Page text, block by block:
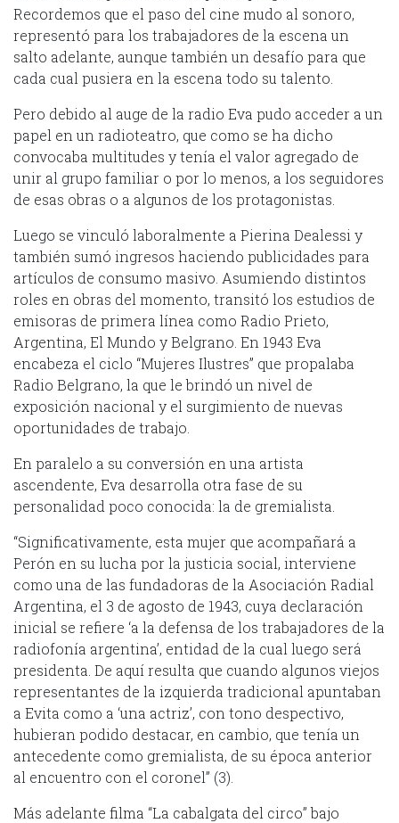
Recordemos que el paso del cine mudo al sonoro,
representó para los trabajadores de la escena un
salto adelante, aunque también un desafío para que
cada cual pusiera en la escena todo su talento.
Pero debido al auge de la radio Eva pudo acceder a un
papel en un radioteatro, que como se ha dicho
convocaba multitudes y tenía el valor agregado de
unir al grupo familiar o por lo menos, a los seguidores
de esas obras o a algunos de los protagonistas.
Luego se vinculó laboralmente a Pierina Dealessi y
también sumó ingresos haciendo publicidades para
artículos de consumo masivo. Asumiendo distintos
roles en obras del momento, transitó los estudios de
emisoras de primera línea como Radio Prieto,
Argentina, El Mundo y Belgrano. En 1943 Eva
encabeza el ciclo “Mujeres Ilustres” que propalaba
Radio Belgrano, la que le brindó un nivel de
exposición nacional y el surgimiento de nuevas
oportunidades de trabajo.
En paralelo a su conversión en una artista
ascendente, Eva desarrolla otra fase de su
personalidad poco conocida: la de gremialista.
“Significativamente, esta mujer que acompañará a
Perón en su lucha por la justicia social, interviene
como una de las fundadoras de la Asociación Radial
Argentina, el 3 de agosto de 1943, cuya declaración
inicial se refiere ‘a la defensa de los trabajadores de la
radiofonía argentina’, entidad de la cual luego será
presidenta. De aquí resulta que cuando algunos viejos
representantes de la izquierda tradicional apuntaban
a Evita como a ‘una actriz’, con tono despectivo,
hubieran podido destacar, en cambio, que tenía un
antecedente como gremialista, de su época anterior
al encuentro con el coronel” (3).
Más adelante filma “La cabalgata del circo” bajo